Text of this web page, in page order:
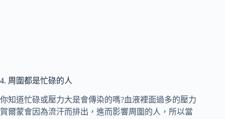
4. 周圍都是忙碌的人
你知道忙碌或壓力大是會傳染的嗎?血液裡面過多的壓力
賀爾蒙會因為流汗而排出，進而影響周圍的人，所以當